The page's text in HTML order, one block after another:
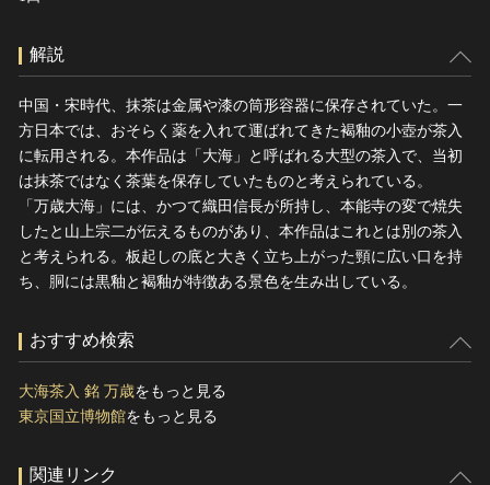
解説
中国・宋時代、抹茶は金属や漆の筒形容器に保存されていた。一
方日本では、おそらく薬を入れて運ばれてきた褐釉の小壺が茶入
に転用される。本作品は「大海」と呼ばれる大型の茶入で、当初
は抹茶ではなく茶葉を保存していたものと考えられている。
「万歳大海」には、かつて織田信長が所持し、本能寺の変で焼失
したと山上宗二が伝えるものがあり、本作品はこれとは別の茶入
と考えられる。板起しの底と大きく立ち上がった頸に広い口を持
ち、胴には黒釉と褐釉が特徴ある景色を生み出している。
おすすめ検索
大海茶入 銘 万歳をもっと見る
東京国立博物館をもっと見る
関連リンク